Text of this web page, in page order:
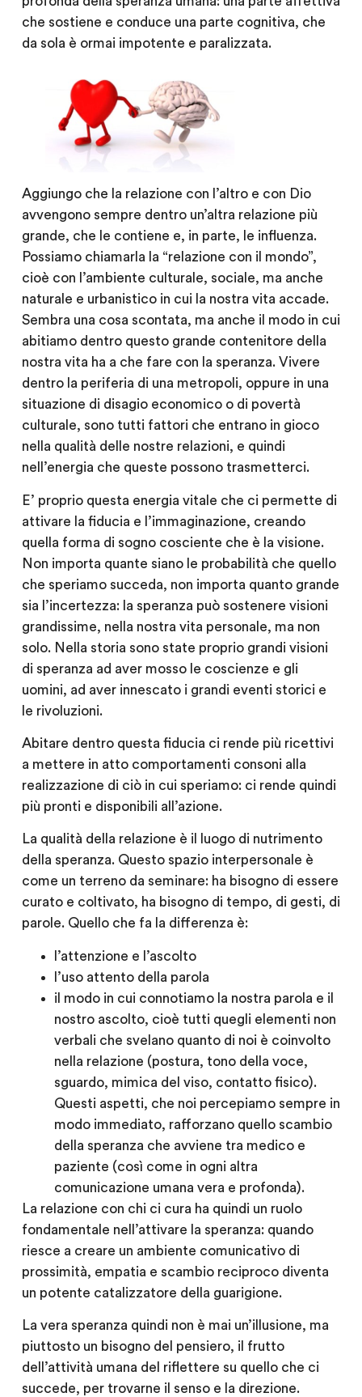
che sostiene e conduce una parte cognitiva, che
da sola è ormai impotente e paralizzata.
Aggiungo che la relazione con l’altro e con Dio
avvengono sempre dentro un’altra relazione più
grande, che le contiene e, in parte, le influenza.
Possiamo chiamarla la “relazione con il mondo”,
cioè con l’ambiente culturale, sociale, ma anche
naturale e urbanistico in cui la nostra vita accade.
Sembra una cosa scontata, ma anche il modo in cui
abitiamo dentro questo grande contenitore della
nostra vita ha a che fare con la speranza. Vivere
dentro la periferia di una metropoli, oppure in una
situazione di disagio economico o di povertà
culturale, sono tutti fattori che entrano in gioco
nella qualità delle nostre relazioni, e quindi
nell’energia che queste possono trasmetterci.
E’ proprio questa energia vitale che ci permette di
attivare la fiducia e l’immaginazione, creando
quella forma di sogno cosciente che è la visione.
Non importa quante siano le probabilità che quello
che speriamo succeda, non importa quanto grande
sia l’incertezza: la speranza può sostenere visioni
grandissime, nella nostra vita personale, ma non
solo. Nella storia sono state proprio grandi visioni
di speranza ad aver mosso le coscienze e gli
uomini, ad aver innescato i grandi eventi storici e
le rivoluzioni.
Abitare dentro questa fiducia ci rende più ricettivi
a mettere in atto comportamenti consoni alla
realizzazione di ciò in cui speriamo: ci rende quindi
più pronti e disponibili all’azione.
La qualità della relazione è il luogo di nutrimento
della speranza. Questo spazio interpersonale è
come un terreno da seminare: ha bisogno di essere
curato e coltivato, ha bisogno di tempo, di gesti, di
parole. Quello che fa la differenza è:
l’attenzione e l’ascolto
l’uso attento della parola
il modoin cui connotiamo la nostra parola e il
nostro ascolto, cioè tutti quegli elementi non
verbali che svelano quanto di noi è coinvolto
nella relazione (postura, tono della voce,
sguardo, mimica del viso, contatto fisico).
Questi aspetti, che noi percepiamo sempre in
modo immediato, rafforzano quello scambio
della speranza che avviene tra medico e
paziente (così come in ogni altra
comunicazione umana vera e profonda).
La relazione con chi ci cura ha quindi un ruolo
fondamentale nell’attivare la speranza: quando
riesce a creare un ambiente comunicativo di
prossimità, empatia e scambio reciproco diventa
un potente catalizzatore della guarigione.
La vera speranza quindi non è mai un’illusione, ma
piuttosto un bisogno del pensiero, il frutto
dell’attività umana del riflettere su quello che ci
succede, per trovarne il senso e la direzione.